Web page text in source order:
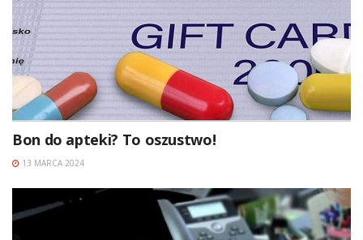
Bon do apteki? To oszustwo!
13 MARCA 2024